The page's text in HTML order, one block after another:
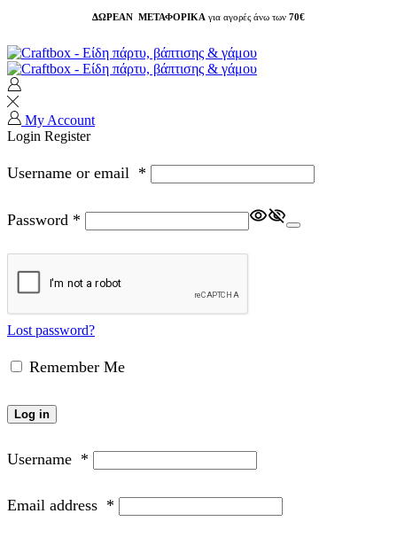
ΔΩΡΕΑΝ ΜΕΤΑΦΟΡΙΚΑ για αγορές άνω των 70€
My Account
Login Register
Username or email *
Password *
Lost password?
Remember Me
Log in
Username *
Email address *